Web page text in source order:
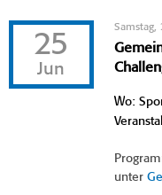
25
Jun
Samstag,
Wo:
unter